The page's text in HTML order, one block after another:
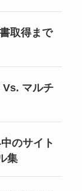
取得まで
Vs. マルチ
のサイト
集